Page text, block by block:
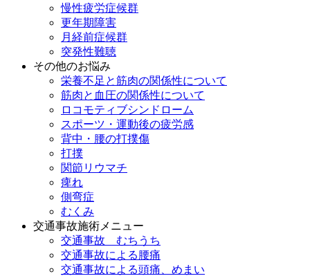
慢性疲労症候群
更年期障害
月経前症候群
突発性難聴
その他のお悩み
栄養不足と筋肉の関係性について
筋肉と血圧の関係性について
ロコモティブシンドローム
スポーツ・運動後の疲労感
背中・腰の打撲傷
打撲
関節リウマチ
痺れ
側弯症
むくみ
交通事故施術メニュー
交通事故 むちうち
交通事故による腰痛
交通事故による頭痛、めまい